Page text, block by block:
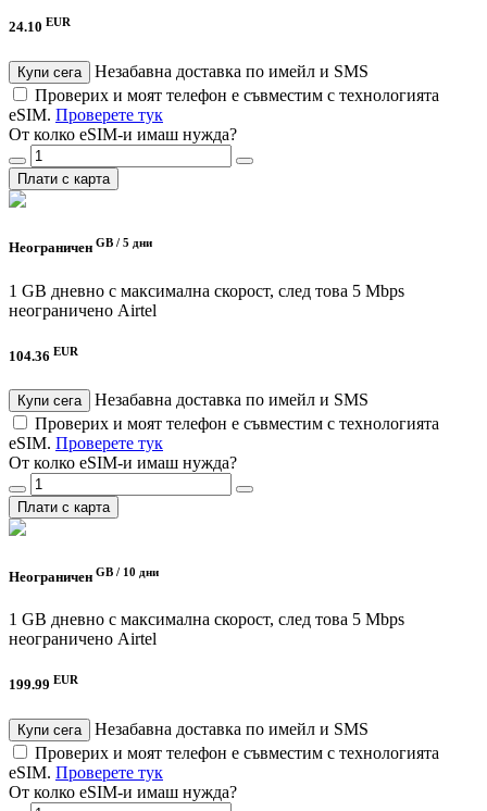
24.10 EUR
Купи сега
Незабавна доставка по имейл и SMS
Проверих и моят телефон е съвместим с технологията
eSIM. Проверете тук
От колко eSIM-и имаш нужда?
Плати с карта
Неограничен GB / 5 дни
1 GB дневно с максимална скорост, след това 5 Mbps
неограничено Airtel
104.36 EUR
Купи сега
Незабавна доставка по имейл и SMS
Проверих и моят телефон е съвместим с технологията
eSIM. Проверете тук
От колко eSIM-и имаш нужда?
Плати с карта
Неограничен GB / 10 дни
1 GB дневно с максимална скорост, след това 5 Mbps
неограничено Airtel
199.99 EUR
Купи сега
Незабавна доставка по имейл и SMS
Проверих и моят телефон е съвместим с технологията
eSIM. Проверете тук
От колко eSIM-и имаш нужда?